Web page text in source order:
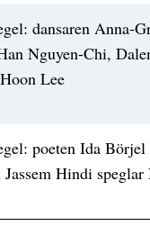
dansaren Anna-
Nguyen-Chi,
Lee
poeten Ida Börjel
Hindi